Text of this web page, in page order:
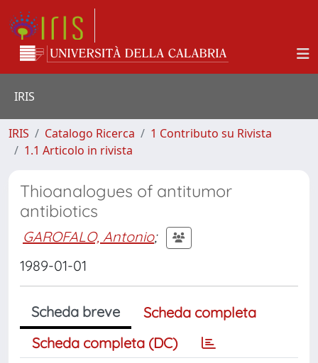
IRIS
IRIS Catalogo Ricerca
1 Contributo su Rivista
1.1 Articolo in rivista
Thioanalogues of antitumor
antibiotics
GAROFALO, Antonio;
1989-01-01
Scheda breve
Scheda completa
Scheda completa (DC)